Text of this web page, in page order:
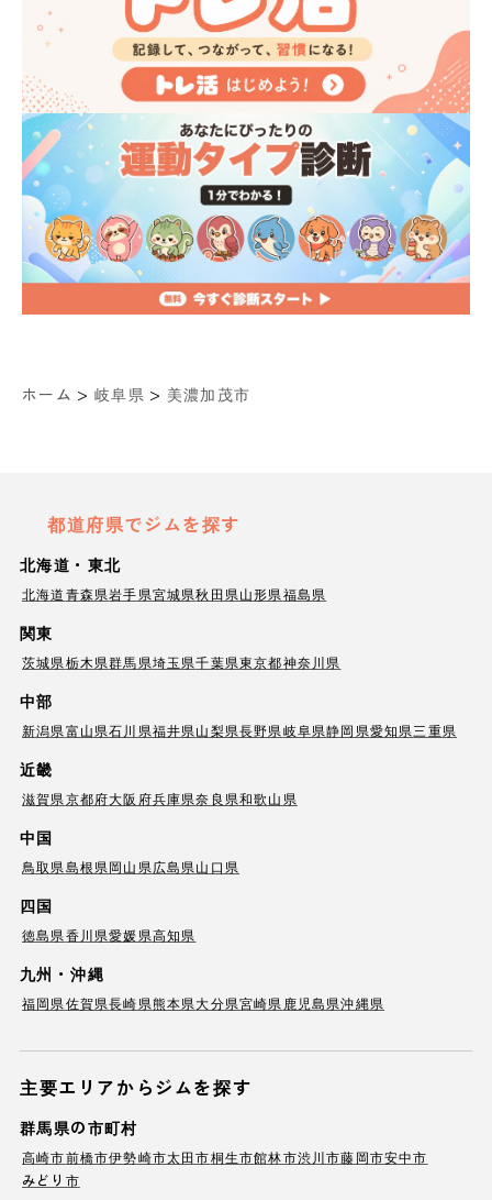
ホーム > 岐阜県 > 美濃加茂市
都道府県でジムを探す
北海道・東北
北海道青森県岩手県宮城県秋田県山形県福島県
関東
茨城県栃木県群馬県埼玉県千葉県東京都神奈川県
中部
新潟県富山県石川県福井県山梨県長野県岐阜県静岡県愛知県三重県
近畿
滋賀県京都府大阪府兵庫県奈良県和歌山県
中国
鳥取県島根県岡山県広島県山口県
四国
徳島県香川県愛媛県高知県
九州・沖縄
福岡県佐賀県長崎県熊本県大分県宮崎県 鹿児島県沖縄県
主要エリアからジムを探す
群馬県の市町村
高崎市前橋市伊勢崎市太田市桐生市館林市渋川市藤岡市安中市
みどり市